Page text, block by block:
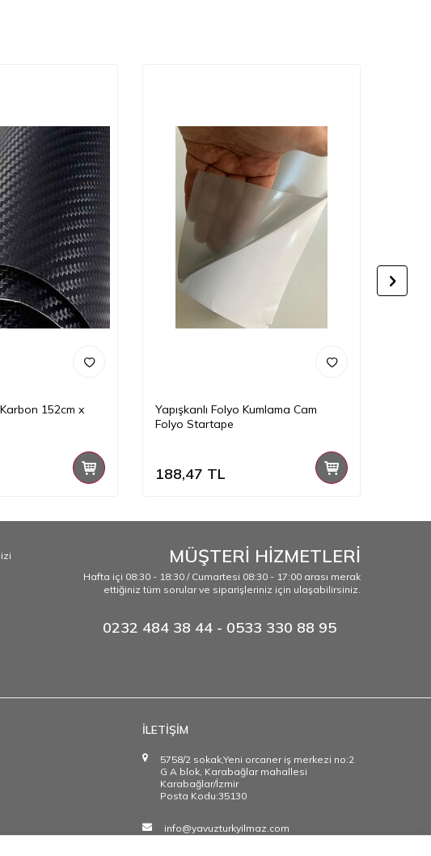
152cm x
Yapışkanlı Folyo Kumlama Cam
Folyo Startape
188,47 TL
MÜŞTERİ HİZMETLERİ
Hafta içi 08:30 - 18:30 / Cumartesi 08:30 - 17:00 arası merak
ettiğiniz tüm sorular ve siparişleriniz için ulaşabilirsiniz.
0232 484 38 44 - 0533 330 88 95
İLETİŞİM
5758/2 sokak,Yeni orcaner iş merkezi no:2
G A blok, Karabağlar mahallesi
Karabağlar/İzmir
Posta Kodu:35130
info@yavuzturkyilmaz.com